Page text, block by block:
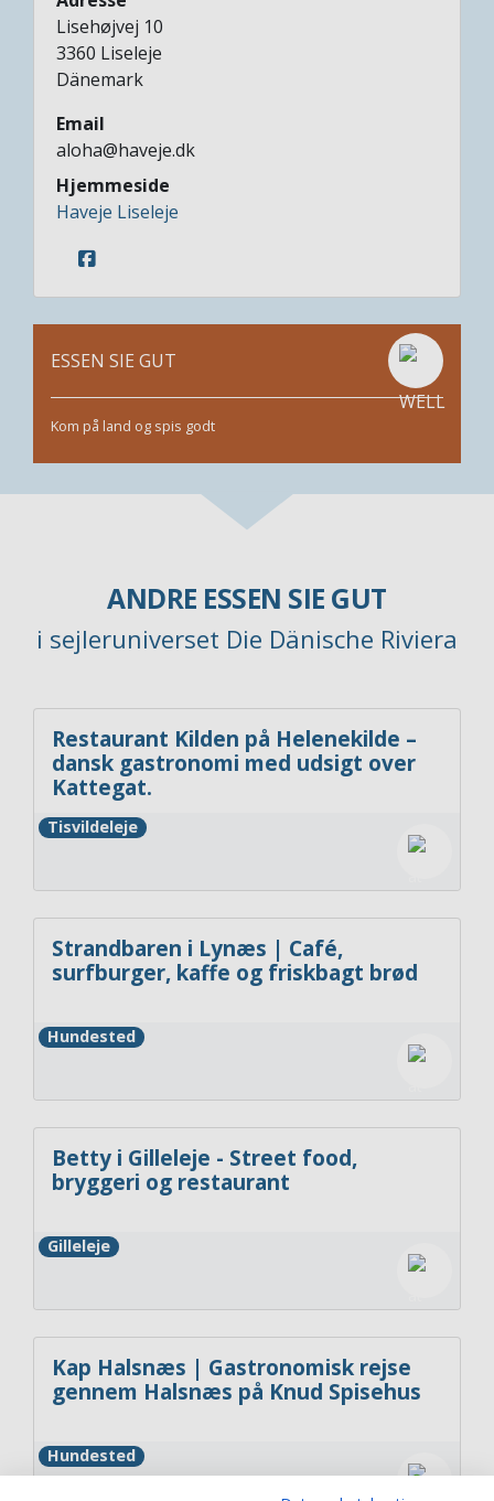
Lisehøjvej 10
3360 Liseleje
Dänemark
Email
aloha@haveje.dk
Hjemmeside
Haveje Liseleje
ESSEN SIE GUT
Kom på land og spis godt
ANDRE ESSEN SIE GUT
i sejleruniverset Die Dänische Riviera
Restaurant Kilden på Helenekilde –
dansk gastronomi med udsigt over
Kattegat.
Tisvildeleje
Strandbaren i Lynæs | Café,
surfburger, kaffe og friskbagt brød
Hundested
Betty i Gilleleje - Street food,
bryggeri og restaurant
Gilleleje
Kap Halsnæs | Gastronomisk rejse
gennem Halsnæs på Knud Spisehus
Hundested